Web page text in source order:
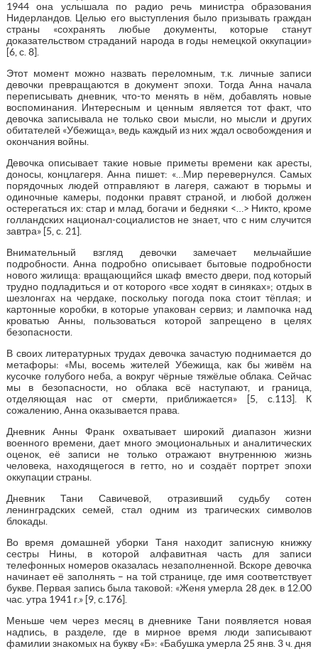
1944 она услышала по радио речь министра образования
Нидерландов. Целью его выступления было призывать граждан
страны «сохранять любые документы, которые станут
доказательством страданий народа в годы немецкой оккупации»
[6, с. 8].
Этот момент можно назвать переломным, т.к. личные записи
девочки превращаются в документ эпохи. Тогда Анна начала
переписывать дневник, что-то менять в нём, добавлять новые
воспоминания. Интересным и ценным является тот факт, что
девочка записывала не только свои мысли, но мысли и других
обитателей «Убежища», ведь каждый из них ждал освобождения и
окончания войны.
Девочка описывает такие новые приметы времени как аресты,
доносы, концлагеря. Анна пишет: «…Мир перевернулся. Самых
порядочных людей отправляют в лагеря, сажают в тюрьмы и
одиночные камеры, подонки правят страной, и любой должен
остерегаться их: стар и млад, богачи и бедняки <…> Никто, кроме
голландских национал-социалистов не знает, что с ним случится
завтра» [5, с. 21].
Внимательный взгляд девочки замечает мельчайшие
подробности. Анна подробно описывает бытовые подробности
нового жилища: вращающийся шкаф вместо двери, под который
трудно подладиться и от которого «все ходят в синяках»; отдых в
шезлонгах на чердаке, поскольку погода пока стоит тёплая; и
картонные коробки, в которые упакован сервиз; и лампочка над
кроватью Анны, пользоваться которой запрещено в целях
безопасности.
В своих литературных трудах девочка зачастую поднимается до
метафоры: «Мы, восемь жителей Убежища, как бы живём на
кусочке голубого неба, а вокруг чёрные тяжёлые облака. Сейчас
мы в безопасности, но облака всё наступают, и граница,
отделяющая нас от смерти, приближается» [5, с.113]. К
сожалению, Анна оказывается права.
Дневник Анны Франк охватывает широкий диапазон жизни
военного времени, дает много эмоциональных и аналитических
оценок, её записи не только отражают внутреннюю жизнь
человека, находящегося в гетто, но и создаёт портрет эпохи
оккупации страны.
Дневник Тани Савичевой, отразивший судьбу сотен
ленинградских семей, стал одним из трагических символов
блокады.
Во время домашней уборки Таня находит записную книжку
сестры Нины, в которой алфавитная часть для записи
телефонных номеров оказалась незаполненной. Вскоре девочка
начинает её заполнять – на той странице, где имя соответствует
букве. Первая запись была таковой: «Женя умерла 28 дек. в 12.00
час. утра 1941 г.» [9, с.176].
Меньше чем через месяц в дневнике Тани появляется новая
надпись, в разделе, где в мирное время люди записывают
фамилии знакомых на букву «Б»: «Бабушка умерла 25 янв. 3 ч. дня